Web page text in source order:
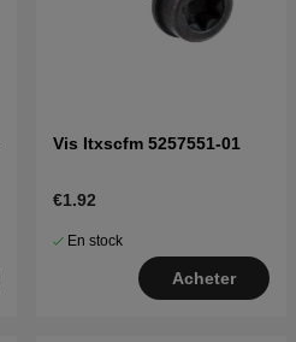
Vis Itxscfm 5257551-01
€1.92
En stock
Acheter